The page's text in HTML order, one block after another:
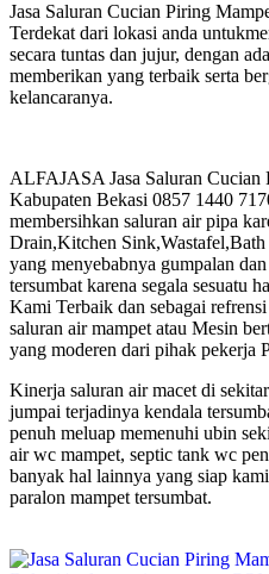
Jasa Saluran Cucian Piring
Terdekat dari lokasi anda
secara tuntas dan jujur, dengan
memberikan yang terbaik serta
kelancaranya.
ALFAJASA Jasa Saluran Cucian
Kabupaten Bekasi 0857 1440
membersihkan saluran air pipa
Drain,Kitchen Sink,Wastafel,Bath
yang menyebabnya gumpalan
tersumbat karena segala sesuatu
Kami Terbaik dan sebagai
saluran air mampet atau Mesin
yang moderen dari pihak pekerja
Kinerja saluran air macet di
jumpai terjadinya kendala
penuh meluap memenuhi ubin
air wc mampet, septic tank wc
banyak hal lainnya yang siap
paralon mampet tersumbat.